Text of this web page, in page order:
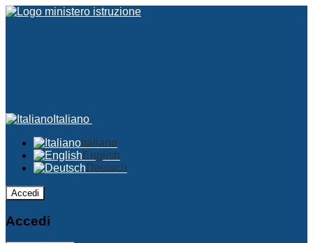
Italiano
Italiano
English
Deutsch
Accedi
Accedi